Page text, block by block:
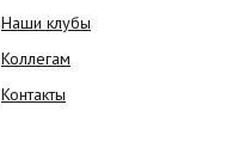
Наши клубы
Коллегам
Контакты